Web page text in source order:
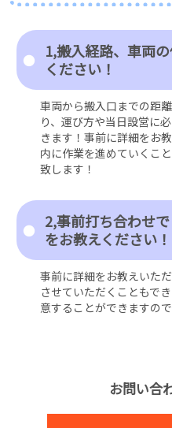
1,搬入経路、車両
ください！
車両から搬入口までの距
り、運び方や当日設営に
きます！事前に詳細をお
内に作業を進めていくこ
致します！
2,事前打ち合わせ
をお教えください！
事前に詳細をお教えいた
させていただくこともで
意することができますの
お問い合